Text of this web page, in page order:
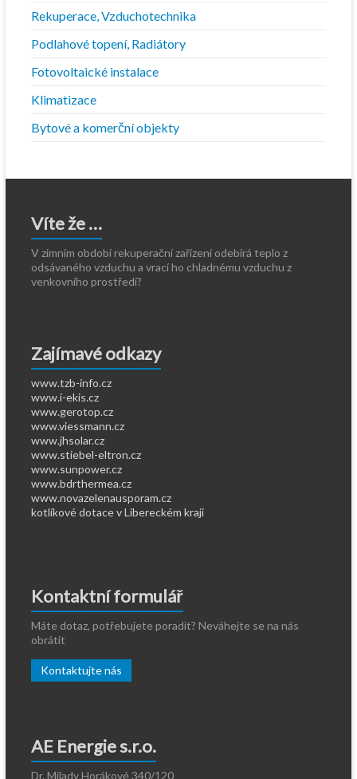
Rekuperace, Vzduchotechnika
Podlahové topení, Radiátory
Fotovoltaické instalace
Klimatizace
Bytové a komerční objekty
Víte že …
V zimním období rekuperační zařízení odebírá teplo z
odsávaného vzduchu a vrací ho chladnému vzduchu z
venkovního prostředí?
Zajímavé odkazy
www.tzb-info.cz
www.i-ekis.cz
www.gerotop.cz
www.viessmann.cz
www.jhsolar.cz
www.stiebel-eltron.cz
www.sunpower.cz
www.bdrthermea.cz
www.novazelenausporam.cz
kotlíkové dotace v Libereckém kraji
Kontaktní formulář
Máte dotaz, potřebujete poradit? Neváhejte se na nás
obrátit
Kontaktujte nás
AE Energie s.r.o.
Dr. Milady Horákové 340/120